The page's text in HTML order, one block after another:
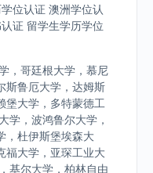
位认证 澳洲学位认
证 留学生学历学位
，哥廷根大学，慕尼
斯鲁厄大学，达姆斯
堡大学，多特蒙德工
学，波鸿鲁尔大学，
，杜伊斯堡埃森大
福大学，亚琛工业大
基尔大学，柏林自由